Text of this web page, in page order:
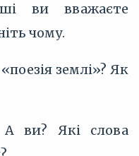
ви вважаєте
чому.
землі»? Як
ви? Які слова